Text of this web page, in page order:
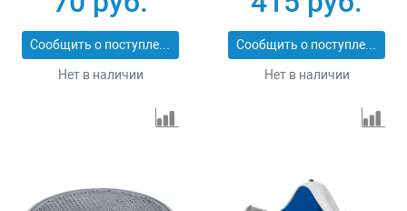
Сообщить о поступлении
Нет в наличии
Сообщить о поступлении
Нет в наличии